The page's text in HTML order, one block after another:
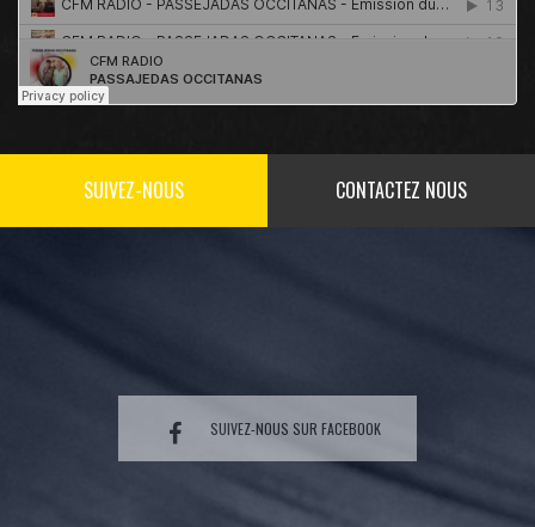
SUIVEZ-NOUS CONTACTEZ NOUS
SUIVEZ-NOUS SUR FACEBOOK